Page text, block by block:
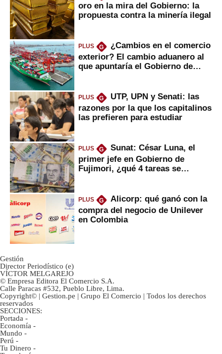
oro en la mira del Gobierno: la
propuesta contra la minería ilegal
PLUS G
¿Cambios en el comercio
exterior? El cambio aduanero al
que apuntaría el Gobierno de
PLUS G
UTP, UPN y Senati: las
razones por la que los capitalinos
las prefieren para estudiar
PLUS G
Sunat: César Luna, el
primer jefe en Gobierno de
Fujimori, ¿qué 4 tareas se
PLUS G
Alicorp: qué ganó con la
compra del negocio de Unilever
en Colombia
Gestión
Director Periodístico (e)
VÍCTOR MELGAREJO
© Empresa Editora El Comercio S.A.
Calle Paracas #532, Pueblo Libre, Lima.
Copyright© | Gestion.pe | Grupo El Comercio | Todos los derechos
reservados
SECCIONES:
Portada -
Economía -
Mundo -
Perú -
Tu Dinero -